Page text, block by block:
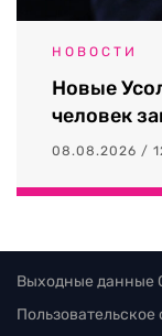
НОВОСТИ
Новые
человек
08.08.2026 /
Выходные данные